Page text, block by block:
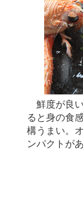
鮮度が良
ると身の食
構うまい。
ンパクトが